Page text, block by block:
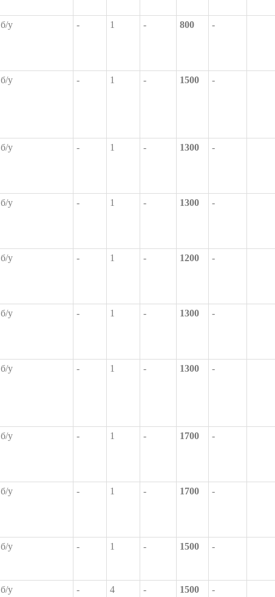
б/у - 1 - 800 -
б/у - 1 - 1500 -
б/у - 1 - 1300 -
б/у - 1 - 1300 -
б/у - 1 - 1200 -
б/у - 1 - 1300 -
б/у - 1 - 1300 -
б/у - 1 - 1700 -
б/у - 1 - 1700 -
б/у - 1 - 1500 -
б/у - 4 - 1500 -